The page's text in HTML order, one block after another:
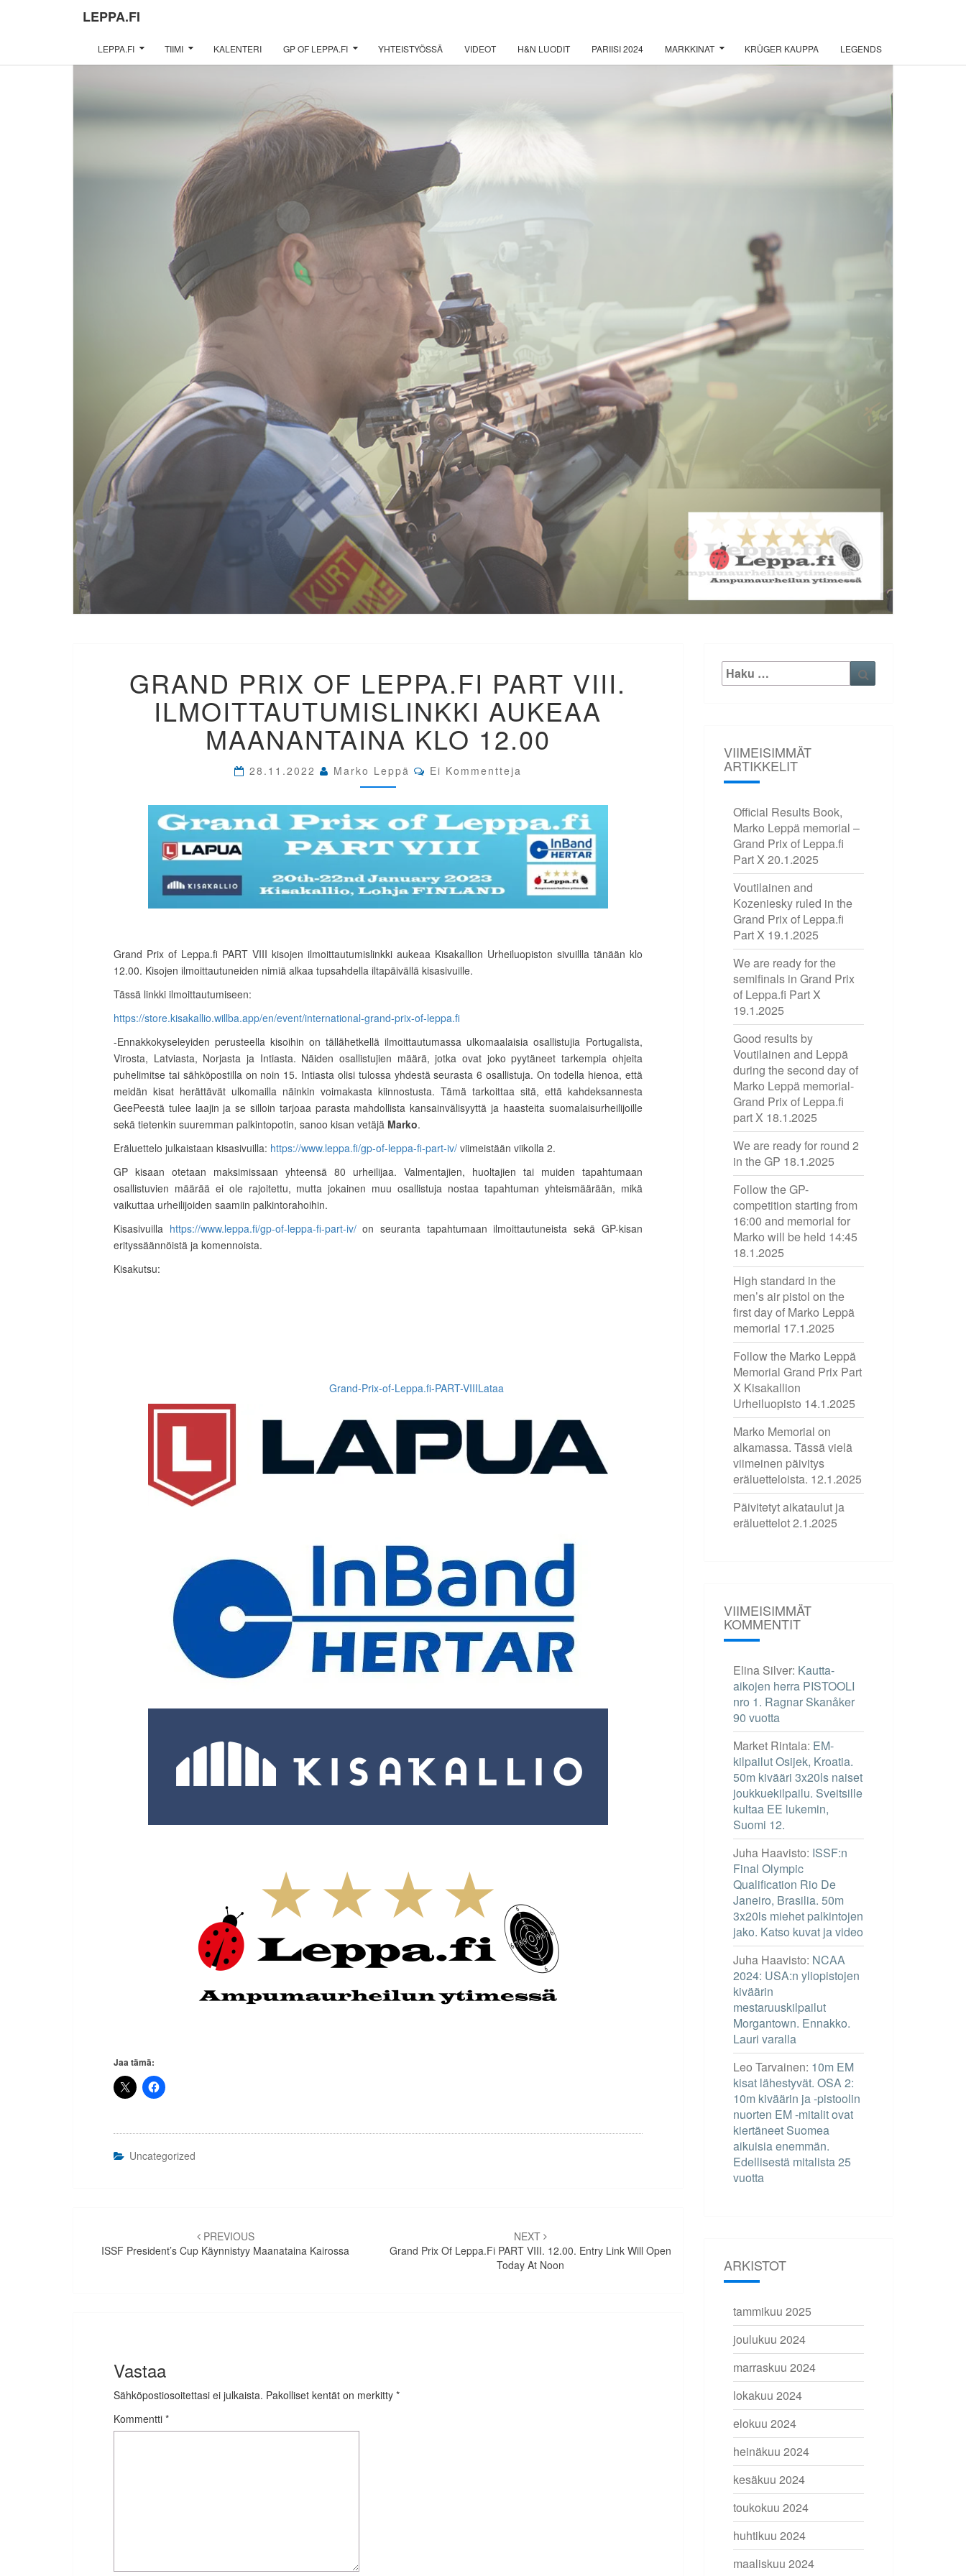
LEPPA.FI
LEPPA.FI TIIMI KALENTERI GP OF LEPPA.FI YHTEISTYÖSSÄ VIDEOT H&N LUODIT PARIISI 2024 MARKKINAT KRÜGER KAUPPA LEGENDS
PRIX
OF
LEPPA.FI
PART
VIII.
ILMOITTAUTUMISLINKKI
MAANANTAINA
KLO
12.00
GRAND PRIX OF LEPPA.FI PART VIII.
ILMOITTAUTUMISLINKKI AUKEAA
MAANANTAINA KLO 12.00
28.11.2022 Marko Leppä Comments
Ei Kommentteja
Grand Prix of Leppa.fi PART VIII kisojen ilmoittautumislinkki aukeaa Kisakallion Urheiluopiston sivuillla tänään klo
12.00. Kisojen ilmoittautuneiden nimiä alkaa tupsahdella iltapäivällä kisasivuille.
Tässä linkki ilmoittautumiseen:
https://store.kisakallio.willba.app/en/event/international-grand-prix-of-leppa.fi
-Ennakkokyseleyiden perusteella kisoihin on tällähetkellä ilmoittautumassa ulkomaalaisia osallistujia Portugalista,
Virosta, Latviasta, Norjasta ja Intiasta. Näiden osallistujien määrä, jotka ovat joko pyytäneet tarkempia ohjeita
puhelimitse tai sähköpostilla on noin 15. Intiasta olisi tulossa yhdestä seurasta 6 osallistuja. On todella hienoa, että
meidän kisat herättävät ulkomailla näinkin voimakasta kiinnostusta. Tämä tarkoittaa sitä, että kahdeksannesta
GeePeestä tulee laajin ja se silloin tarjoaa parasta mahdollista kansainvälisyyttä ja haasteita suomalaisurheilijoille
sekä tietenkin suuremman palkintopotin, sanoo kisan vetäjä Marko.
Eräluettelo julkaistaan kisasivuilla: https://www.leppa.fi/gp-of-leppa-fi-part-iv/ viimeistään viikolla 2.
GP kisaan otetaan maksimissaan yhteensä 80 urheilijaa. Valmentajien, huoltajien tai muiden tapahtumaan
osallistuvien määrää ei ole rajoitettu, mutta jokainen muu osallistuja nostaa tapahtuman yhteismäärään, mikä
vaikuttaa urheilijoiden saamiin palkintorahoihin.
Kisasivuilla https://www.leppa.fi/gp-of-leppa-fi-part-iv/on seuranta tapahtumaan ilmoittautuneista sekä GP-kisan
erityssäännöistä ja komennoista.
Kisakutsu:
Grand-Prix-of-Leppa.fi-PART-VIIILataa
Jaa tämä:
Uncategorized
selaus
PREVIOUS
ISSF President’s Cup Käynnistyy Maanataina Kairossa
NEXT
Grand Prix Of Leppa.fi PART VIII. 12.00. Entry Link Will Open
Today At Noon
Vastaa
Sähköpostiosoitettasi ei julkaista. Pakolliset kentät on merkitty *
Kommentti *
Etsi:
VIIMEISIMMÄT
ARTIKKELIT
Official Results Book,
Marko Leppä memorial –
Grand Prix of Leppa.fi
Part X 20.1.2025
Voutilainen and
Kozeniesky ruled in the
Grand Prix of Leppa.fi
Part X 19.1.2025
We are ready for the
semifinals in Grand Prix
of Leppa.fi Part X
19.1.2025
Good results by
Voutilainen and Leppä
during the second day of
Marko Leppä memorial-
Grand Prix of Leppa.fi
part X 18.1.2025
We are ready for round 2
in the GP 18.1.2025
Follow the GP-
competition starting from
16:00 and memorial for
Marko will be held 14:45
18.1.2025
High standard in the
men’s air pistol on the
first day of Marko Leppä
memorial 17.1.2025
Follow the Marko Leppä
Memorial Grand Prix Part
X Kisakallion
Urheiluopisto 14.1.2025
Marko Memorial on
alkamassa. Tässä vielä
viimeinen päivitys
eräluetteloista. 12.1.2025
Päivitetyt aikataulut ja
eräluettelot2.1.2025
VIIMEISIMMÄT
KOMMENTIT
Elina Silver: Kautta-
aikojen herra PISTOOLI
nro 1. Ragnar Skanåker
90 vuotta
Market Rintala: EM-
kilpailut Osijek, Kroatia.
50m kivääri 3x20ls naiset
joukkuekilpailu. Sveitsille
kultaa EE lukemin,
Suomi 12.
Juha Haavisto: ISSF:n
Final Olympic
Qualification Rio De
Janeiro, Brasilia. 50m
3x20ls miehet palkintojen
jako. Katso kuvat ja video
Juha Haavisto: NCAA
2024: USA:n yliopistojen
kiväärin
mestaruuskilpailut
Morgantown. Ennakko.
Lauri varalla
Leo Tarvainen: 10m EM
kisat lähestyvät. OSA 2:
10m kiväärin ja -pistoolin
nuorten EM -mitalit ovat
kiertäneet Suomea
aikuisia enemmän.
Edellisestä mitalista 25
vuotta
ARKISTOT
tammikuu 2025
joulukuu 2024
marraskuu 2024
lokakuu 2024
elokuu 2024
heinäkuu 2024
kesäkuu 2024
toukokuu 2024
huhtikuu 2024
maaliskuu 2024